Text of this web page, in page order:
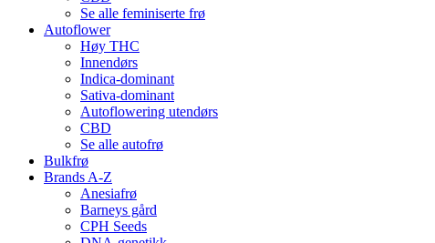
Se alle feminiserte frø
Autoflower
Høy THC
Innendørs
Indica-dominant
Sativa-dominant
Autoflowering utendørs
CBD
Se alle autofrø
Bulkfrø
Brands A-Z
Anesiafrø
Barneys gård
CPH Seeds